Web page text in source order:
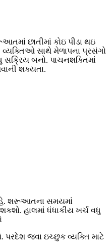
છાતીમાં કોઇ પીડા થઇ
વ્યક્તિઓ સાથે મેળાપના પ્રસંગો
બનો. પાચનશક્તિમાં
શક્યતા.
શરૂઆતના સમયમાં
હાલમાં ધંધાકીય ખર્ચ વધુ
જવા ઇચ્છુક વ્યક્તિ માટે